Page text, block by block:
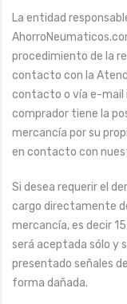
La entidad
procedimiento de la
contacto con la
contacto o vía e-mail
comprador tiene la
mercancía por su
en contacto con
Si desea requerir el
cargo directamente
mercancía, es decir
será aceptada sólo y
presentado señales
forma dañada.